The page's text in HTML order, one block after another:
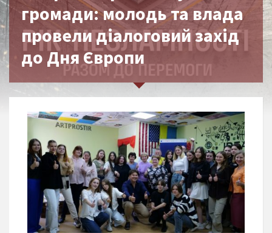
громади: молодь та влада
провели діалоговий захід
до Дня Європи